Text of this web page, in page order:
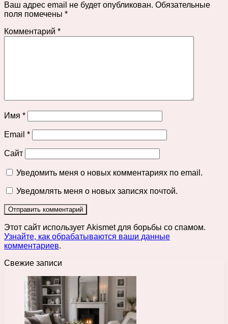
Ваш адрес email не будет опубликован. Обязательные
поля помечены *
Комментарий *
Имя *
Email *
Сайт
Уведомить меня о новых комментариях по email.
Уведомлять меня о новых записях почтой.
Этот сайт использует Akismet для борьбы со спамом.
Узнайте, как обрабатываются ваши данные
комментариев.
Свежие записи